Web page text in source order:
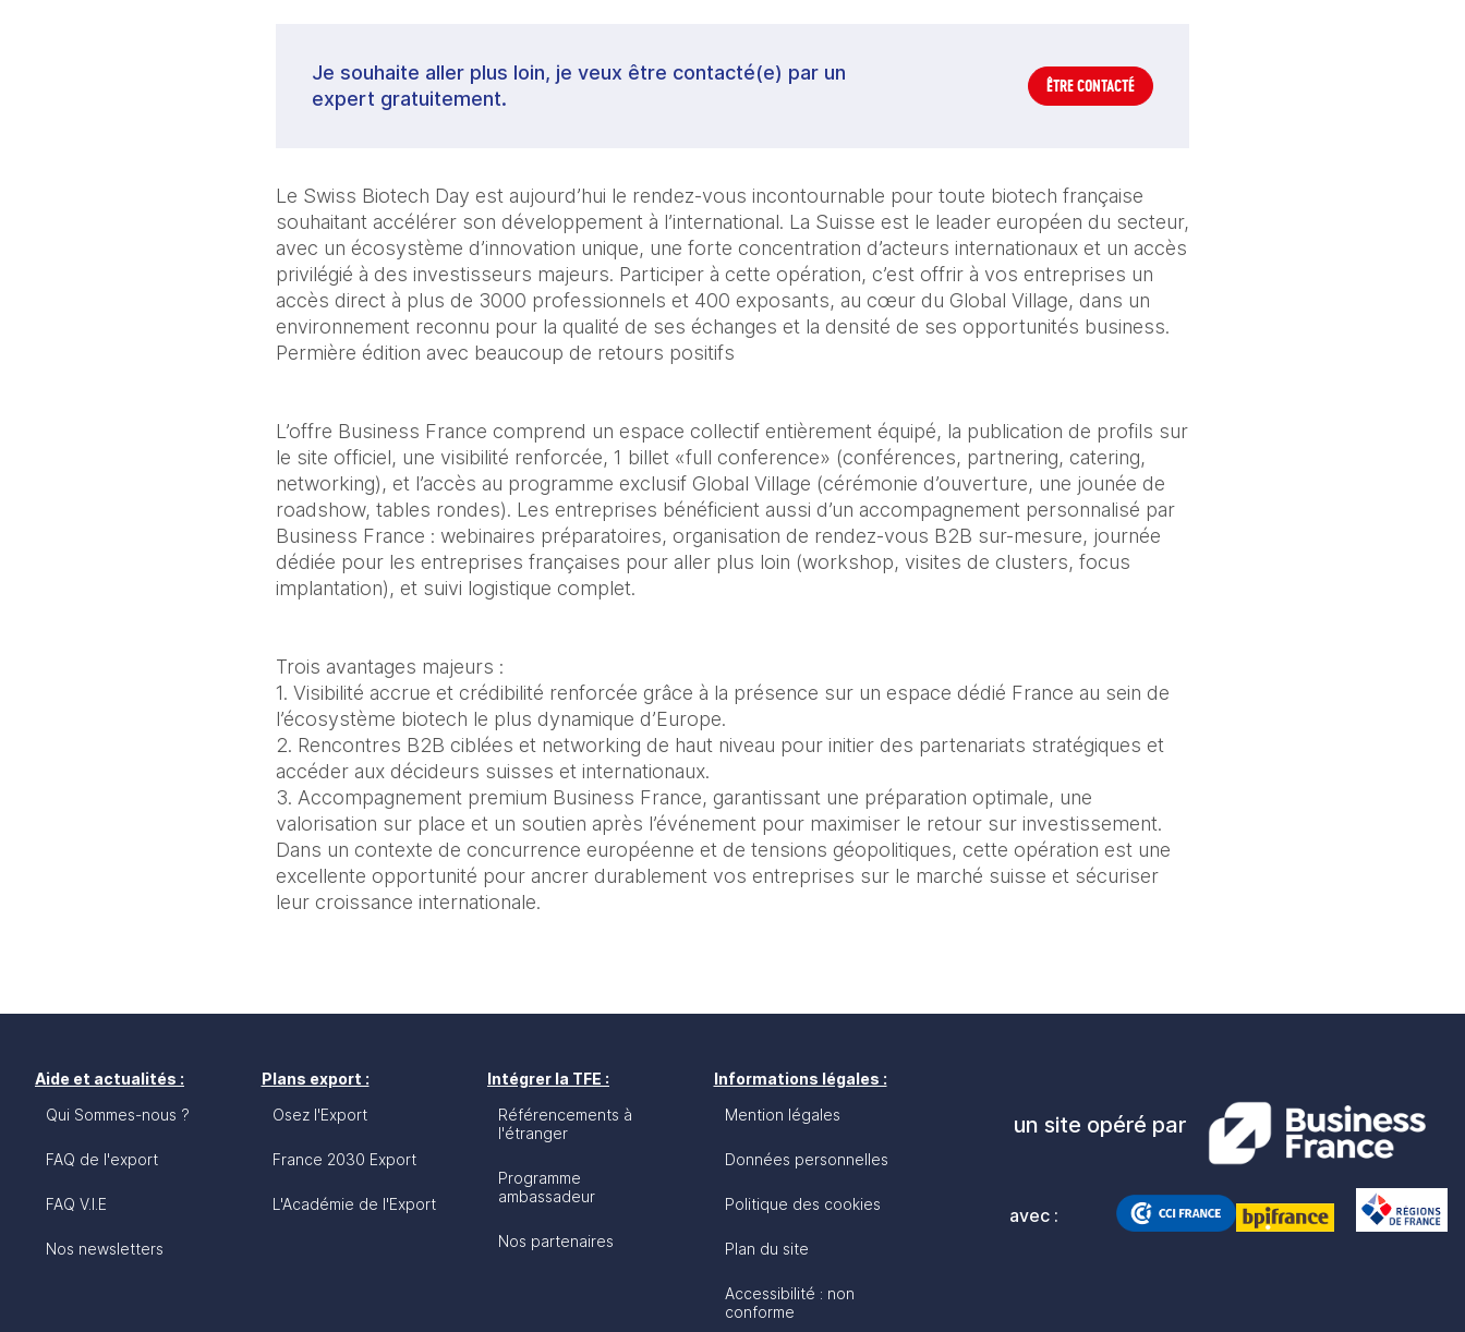
Je souhaite aller plus loin, je veux être contacté(e) par un
expert gratuitement.
ÊTRE CONTACTÉ
Le Swiss Biotech Day est aujourd’hui le rendez-vous incontournable pour toute biotech française
souhaitant accélérer son développement à l’international. La Suisse est le leader européen du secteur,
avec un écosystème d’innovation unique, une forte concentration d’acteurs internationaux et un accès
privilégié à des investisseurs majeurs. Participer à cette opération, c’est offrir à vos entreprises un
accès direct à plus de 3000 professionnels et 400 exposants, au cœur du Global Village, dans un
environnement reconnu pour la qualité de ses échanges et la densité de ses opportunités business.
Permière édition avec beaucoup de retours positifs
L’offre Business France comprend un espace collectif entièrement équipé, la publication de profils sur
le site officiel, une visibilité renforcée, 1 billet «full conference» (conférences, partnering, catering,
networking), et l’accès au programme exclusif Global Village (cérémonie d’ouverture, une jounée de
roadshow, tables rondes). Les entreprises bénéficient aussi d’un accompagnement personnalisé par
Business France : webinaires préparatoires, organisation de rendez-vous B2B sur-mesure, journée
dédiée pour les entreprises françaises pour aller plus loin (workshop, visites de clusters, focus
implantation), et suivi logistique complet.
Trois avantages majeurs :
1. Visibilité accrue et crédibilité renforcée grâce à la présence sur un espace dédié France au sein de
l’écosystème biotech le plus dynamique d’Europe.
2. Rencontres B2B ciblées et networking de haut niveau pour initier des partenariats stratégiques et
accéder aux décideurs suisses et internationaux.
3. Accompagnement premium Business France, garantissant une préparation optimale, une
valorisation sur place et un soutien après l’événement pour maximiser le retour sur investissement.
Dans un contexte de concurrence européenne et de tensions géopolitiques, cette opération est une
excellente opportunité pour ancrer durablement vos entreprises sur le marché suisse et sécuriser
leur croissance internationale.
Aide et actualités :
Qui Sommes-nous ?
FAQ de l'export
FAQ V.I.E
Nos newsletters
Plans export :
Osez l'Export
France 2030 Export
L'Académie de l'Export
Intégrer la TFE :
Référencements à
l'étranger
Programme
ambassadeur
Nos partenaires
Informations légales :
Mention légales
Données personnelles
Politique des cookies
Plan du site
Accessibilité : non
conforme
un site opéré par
avec :